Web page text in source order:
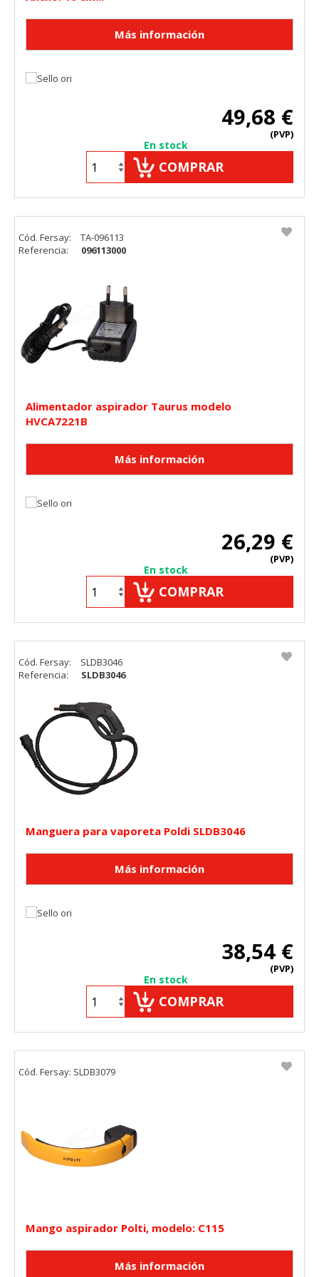
49,68 €
(PVP)
En stock
COMPRAR
Alimentador aspirador Taurus modelo
HVCA7221B
26,29 €
(PVP)
En stock
COMPRAR
Cód. Fersay:
TA-096113
Referencia:
096113000
Manguera para vaporeta Poldi SLDB3046
38,54 €
(PVP)
En stock
COMPRAR
Cód. Fersay:
SLDB3046
Referencia:
SLDB3046
Mango aspirador Polti, modelo: C115
Cód. Fersay: SLDB3079